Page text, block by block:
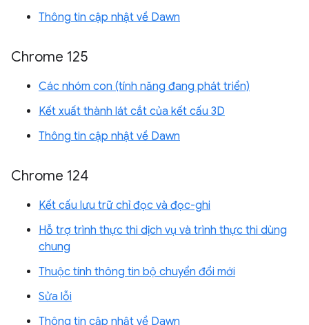
Thông tin cập nhật về Dawn
Chrome 125
Các nhóm con (tính năng đang phát triển)
Kết xuất thành lát cắt của kết cấu 3D
Thông tin cập nhật về Dawn
Chrome 124
Kết cấu lưu trữ chỉ đọc và đọc-ghi
Hỗ trợ trình thực thi dịch vụ và trình thực thi dùng
chung
Thuộc tính thông tin bộ chuyển đổi mới
Sửa lỗi
Thông tin cập nhật về Dawn